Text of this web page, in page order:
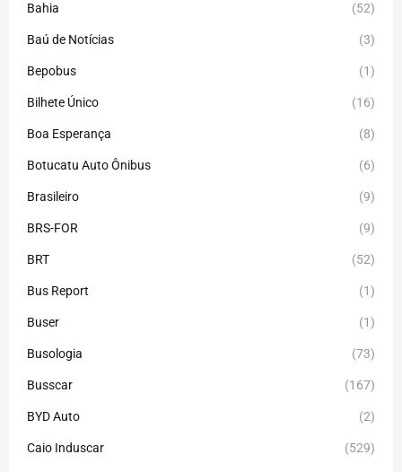
Bahia (52)
Baú de Notícias (3)
Bepobus (1)
Bilhete Único (16)
Boa Esperança (8)
Botucatu Auto Ônibus (6)
Brasileiro (9)
BRS-FOR (9)
BRT (52)
Bus Report (1)
Buser (1)
Busologia (73)
Busscar (167)
BYD Auto (2)
Caio Induscar (529)